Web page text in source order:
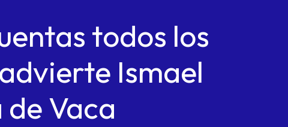
todos los
Ismael
Vaca